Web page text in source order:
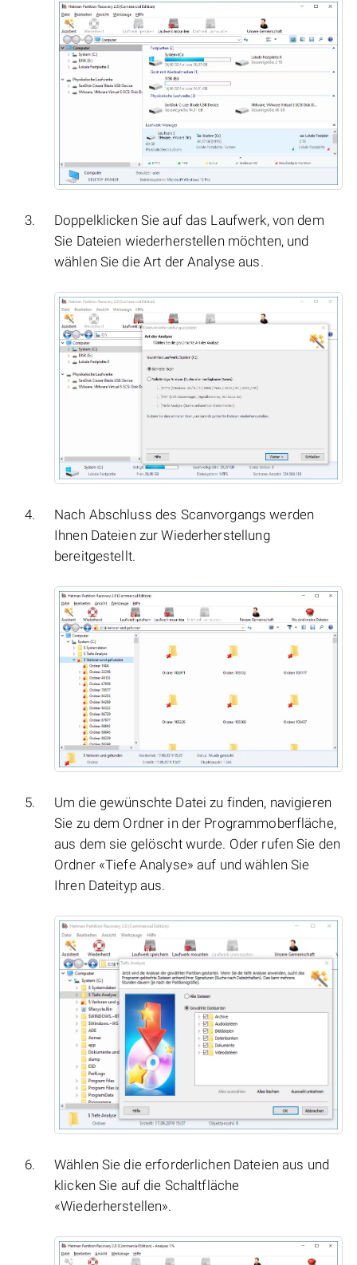
Doppelklicken Sie auf das Laufwerk, von dem
Sie Dateien wiederherstellen möchten, und
wählen Sie die Art der Analyse aus.
Nach Abschluss des Scanvorgangs werden
Ihnen Dateien zur Wiederherstellung
bereitgestellt.
Um die gewünschte Datei zu finden, navigieren
Sie zu dem Ordner in der Programmoberfläche,
aus dem sie gelöscht wurde. Oder rufen Sie den
Ordner «Tiefe Analyse» auf und wählen Sie
Ihren Dateityp aus.
Wählen Sie die erforderlichen Dateien aus und
klicken Sie auf die Schaltfläche
«Wiederherstellen».